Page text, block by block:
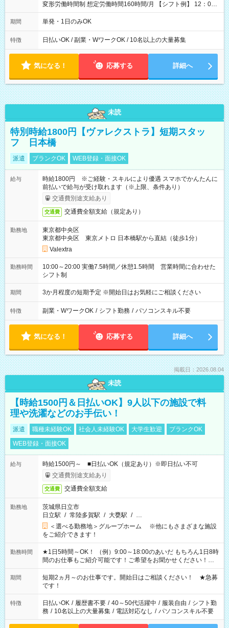
変形労働時間制 想定労働時間160時間/月 【シフト例】 12：00
～22：00
期間 単発・1日のみOK
特徴 日払いOK / 副業・WワークOK / 10名以上の大量募集
気になる！ 応募する 詳細へ
未読
特別時給1800円【ヴァレクストラ】短期スタッ
フ 日本橋
派遣 ブランクOK WEB登録・面接OK
給与
時給1800円 ※ご経験・スキルにより優遇 スマホでかんたんに
前払いで給与が受け取れます（※上限、条件あり）
交通費別途支給あり
交通費 交通費全額支給（規定あり）
勤務地
東京都中央区
東京都中央区 東京メトロ 日本橋駅から直結（徒歩1分）
Valextra
勤務時間
10:00～20:00 実働7.5時間／休憩1.5時間 営業時間に合わせた
シフト制
期間 3か月程度の短期予定 ※開始日はお気軽にご相談ください
特徴 副業・WワークOK / シフト勤務 / パソコンスキル不要
気になる！ 応募する 詳細へ
掲載日：2026.08.04
未読
【時給1500円＆日払いOK】9人以下の施設で料
理や洗濯などのお手伝い！
派遣 職種未経験OK 社会人未経験OK 大学生歓迎
ブランクOK
WEB登録・面接OK
給与
時給1500円～ ■日払いOK（規定あり）※即日払い不可
交通費別途支給あり
交通費 交通費全額支給
勤務地
茨城県日立市
日立駅 / 常陸多賀駅 / 大甕駅 / …
＜選べる勤務地＞グループホーム ※他にもさまざまな施設
をご紹介できます！
勤務時間
★1日5時間～OK！ （例）9:00～18:00のあいだ もちろん1日8時
間のお仕事もご紹介可能です！ご希望をお聞かせください！★
家庭の都合でお休みが必要な場合も遠慮なくご相談ください。
※週最低15時間以上の勤務が必要です
期間
短期2ヵ月～のお仕事です。開始日はご相談ください！ ★急募
です！
特徴 日払いOK / 履歴書不要 / 40～50代活躍中 / 服装自由 / シフト勤
務 / 10名以上の大量募集 / 電話対応なし / パソコンスキル不要